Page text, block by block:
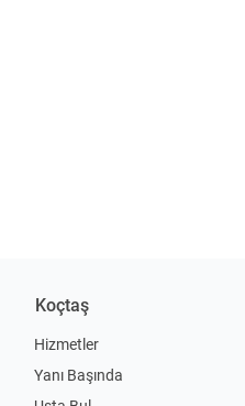
Koçtaş
Hizmetler
Yanı Başında